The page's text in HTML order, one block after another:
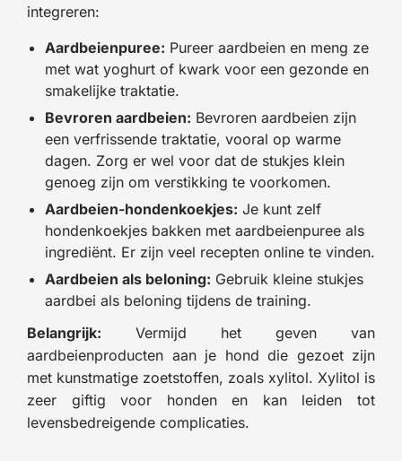
integreren:
Aardbeienpuree: Pureer aardbeien en meng ze
met wat yoghurt of kwark voor een gezonde en
smakelijke traktatie.
Bevroren aardbeien: Bevroren aardbeien zijn
een verfrissende traktatie, vooral op warme
dagen. Zorg er wel voor dat de stukjes klein
genoeg zijn om verstikking te voorkomen.
Aardbeien-hondenkoekjes: Je kunt zelf
hondenkoekjes bakken met aardbeienpuree als
ingrediënt. Er zijn veel recepten online te vinden.
Aardbeien als beloning: Gebruik kleine stukjes
aardbei als beloning tijdens de training.
Belangrijk: Vermijd het geven van
aardbeienproducten aan je hond die gezoet zijn
met kunstmatige zoetstoffen, zoals xylitol. Xylitol is
zeer giftig voor honden en kan leiden tot
levensbedreigende complicaties.